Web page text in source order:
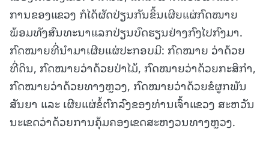
ການຂອງແຂວງ ກໍໄດ້ຜັດປ່ຽນກັນຂຶ້ນເຜີຍແຜ່ກົດໝາຍ
ພ້ອມທັງສົນທະນາແລກປ່ຽນບົດຮຽນຢ່າງກົງໄປກົງມາ.
ກົດໝາຍທີ່ນໍາມາເຜີຍແຜ່ປະກອບມີ: ກົດໝາຍ ວ່າດ້ວຍ
ທີ່ດິນ, ກົດໝາຍວ່າດ້ວຍປ່າໄມ້, ກົດໝາຍວ່າດ້ວຍກະສິກໍາ,
ກົດໝາຍວ່າດ້ວຍທາງຫຼວງ, ກົດໝາຍວ່າດ້ວຍຂໍຜູກພັນ
ສັນຍາ ແລະ ເຜີຍແຜ່ຂໍ້ຕົກລົງຂອງທ່ານເຈົ້າແຂວງ ສະຫວັນ
ນະເຂດວ່າດ້ວຍການຄຸ້ມຄອງເຂດສະຫງວນທາງຫຼວງ.